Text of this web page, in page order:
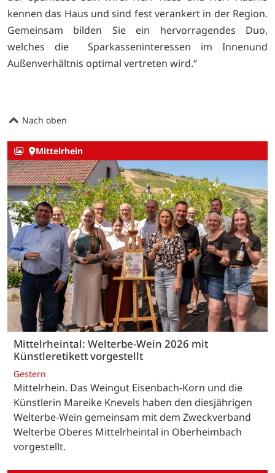
kennen das Haus und sind fest verankert in der Region.
Gemeinsam bilden Sie ein hervorragendes Duo,
welches die Sparkasseninteressen im Innenund
Außenverhältnis optimal vertreten wird.“
Nach oben
Mittelrhein
Mittelrheintal: Welterbe-Wein 2026 mit
Künstleretikett vorgestellt
Gestern
Mittelrhein. Das Weingut Eisenbach-Korn und die
Künstlerin Mareike Knevels haben den diesjährigen
Welterbe-Wein gemeinsam mit dem Zweckverband
Welterbe Oberes Mittelrheintal in Oberheimbach
vorgestellt.